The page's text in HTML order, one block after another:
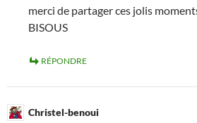
merci de partager ces jolis
BISOUS
RÉPONDRE
Christel-benoui